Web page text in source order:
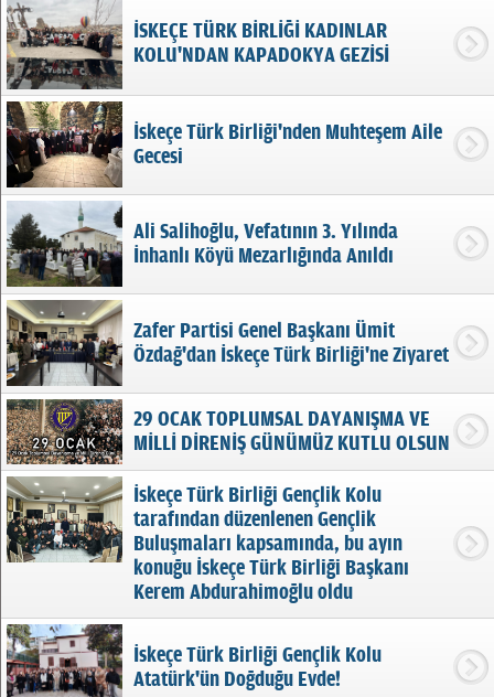
İSKEÇE TÜRK BİRLİĞİ KADINLAR
KOLU'NDAN KAPADOKYA GEZİSİ
İskeçe Türk Birliği'nden Muhteşem Aile
Gecesi
Ali Salihoğlu, Vefatının 3. Yılında
İnhanlı Köyü Mezarlığında Anıldı
Zafer Partisi Genel Başkanı Ümit
Özdağ'dan İskeçe Türk Birliği'ne Ziyaret
29 OCAK TOPLUMSAL DAYANIŞMA VE
MİLLİ DİRENİŞ GÜNÜMÜZ KUTLU OLSUN
İskeçe Türk Birliği Gençlik Kolu
tarafından düzenlenen Gençlik
Buluşmaları kapsamında, bu ayın
konuğu İskeçe Türk Birliği Başkanı
Kerem Abdurahimoğlu oldu
İskeçe Türk Birliği Gençlik Kolu
Atatürk'ün Doğduğu Evde!